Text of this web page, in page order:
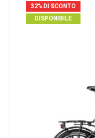
32% DI SCONTO
DISPONIBILE